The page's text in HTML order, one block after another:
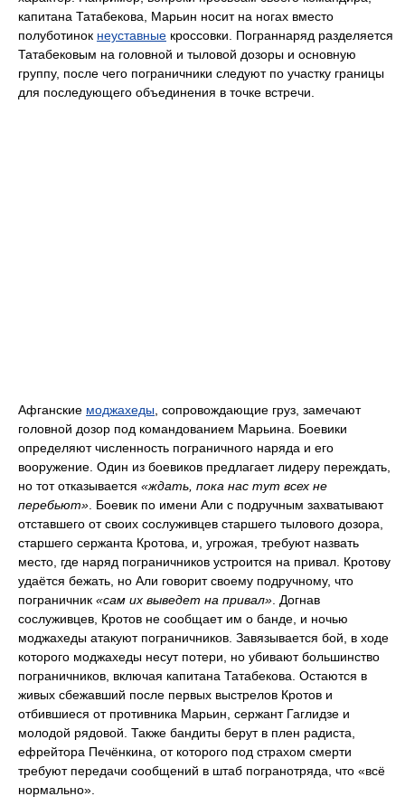
капитана Татабекова, Марьин носит на ногах вместо
полуботинок неуставные кроссовки. Пограннаряд разделяется
Татабековым на головной и тыловой дозоры и основную
группу, после чего пограничники следуют по участку границы
для последующего объединения в точке встречи.
Афганские моджахеды , сопровождающие груз, замечают
головной дозор под командованием Марьина. Боевики
определяют численность пограничного наряда и его
вооружение. Один из боевиков предлагает лидеру переждать,
но тот отказывается «ждать, пока нас тут всех не
перебьют» . Боевик по имени Али с подручным захватывают
отставшего от своих сослуживцев старшего тылового дозора,
старшего сержанта Кротова, и, угрожая, требуют назвать
место, где наряд пограничников устроится на привал. Кротову
удаётся бежать, но Али говорит своему подручному, что
пограничник «сам их выведет на привал» . Догнав
сослуживцев, Кротов не сообщает им о банде, и ночью
моджахеды атакуют пограничников. Завязывается бой, в ходе
которого моджахеды несут потери, но убивают большинство
пограничников, включая капитана Татабекова. Остаются в
живых сбежавший после первых выстрелов Кротов и
отбившиеся от противника Марьин, сержант Гаглидзе и
молодой рядовой. Также бандиты берут в плен радиста,
ефрейтора Печёнкина, от которого под страхом смерти
требуют передачи сообщений в штаб погранотряда, что «всё
нормально».